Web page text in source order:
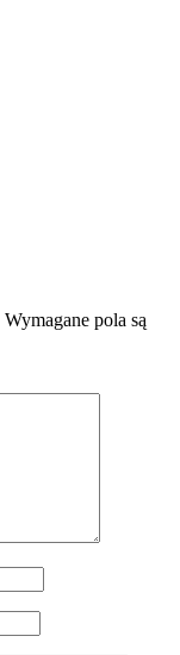
Wymagane pola są